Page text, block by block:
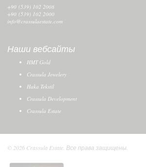
+90 (539) 102 2008
+90 (539) 102 2000
info@crassulaestate.com
Наши вебсайты
HMT Gold
Crassula Jewelery
Haka Tekstil
Crassula Development
Crassula Estate
© 2026 Crassula Estate. Все права защищены.